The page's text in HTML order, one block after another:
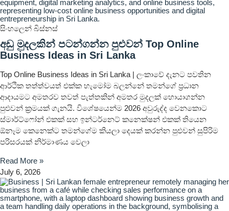
සිංහලෙන් බිස්නස්
අඩු මුදලකින් පටන්ගන්න පුළුවන් Top Online
Business Ideas in Sri Lanka
Top Online Business Ideas in Sri Lanka | ලංකාවේ දැනට පවතින
ආර්ථික තත්ත්වයත් එක්ක හැමෝම බලන්නේ තමන්ගේ ප්‍රධාන
ආදායමට අමතරව තවත් පැත්තකින් අමතර මුදලක් හොයාගන්න
පුළුවන් ක්‍රමයක් ගැනයි. විශේෂයෙන්ම 2026 අවුරුද්ද වෙනකොට
ස්මාර්ට්ෆෝන් එකක් සහ ඉන්ටර්නෙට් කනෙක්ෂන් එකක් තියෙන
ඕනෑම කෙනෙක්ට තමන්ගේම කියලා දෙයක් කරන්න පුළුවන් සුපිරිම
පරිසරයක් නිර්මාණය වෙලා
Read More »
July 6, 2026